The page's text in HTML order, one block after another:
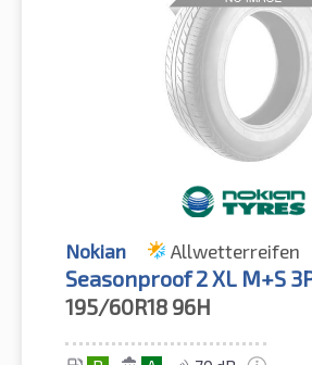
Nokian Allwetterreifen
Seasonproof 2 XL M+S
195/60R18 96H